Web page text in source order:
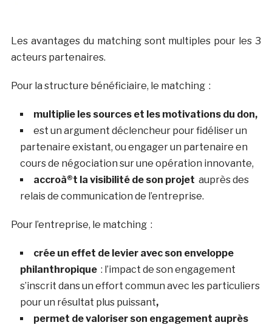
Les avantages du matching sont multiples pour les 3
acteurs partenaires.
Pour la structure bénéficiaire, le matching :
multiplie les sources et les motivations du don,
est un argument déclencheur pour fidéliser un
partenaire existant, ou engager un partenaire en
cours de négociation sur une opération innovante,
accroà®t la visibilité de son projet auprès des
relais de communication de l’entreprise.
Pour l’entreprise, le matching :
crée un effet de levier avec son enveloppe
philanthropique : l’impact de son engagement
s’inscrit dans un effort commun avec les particuliers
pour un résultat plus puissant,
permet de valoriser son engagement auprès